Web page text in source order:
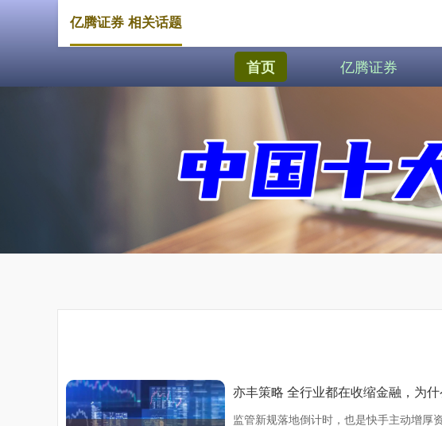
首页 亿腾证券
亿腾证券 相关话题
亦丰策略 全行业都在收缩金融，为
监管新规落地倒计时，也是快手主动增厚